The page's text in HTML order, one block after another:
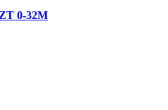
0-32M